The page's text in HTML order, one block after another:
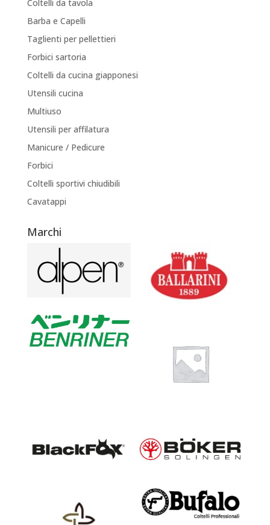
Coltelli da tavola
Barba e Capelli
Taglienti per pellettieri
Forbici sartoria
Coltelli da cucina giapponesi
Utensili cucina
Multiuso
Utensili per affilatura
Manicure / Pedicure
Forbici
Coltelli sportivi chiudibili
Cavatappi
Marchi